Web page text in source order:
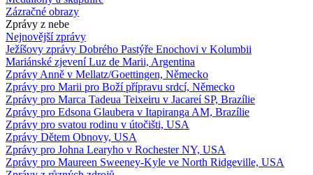
Zázračné obrazy
Zprávy z nebe
Nejnovější zprávy
Ježíšovy zprávy Dobrého Pastýře Enochovi v Kolumbii
Mariánské zjevení Luz de Marii, Argentina
Zprávy Anně v Mellatz/Goettingen, Německo
Zprávy pro Marii pro Boží přípravu srdcí, Německo
Zprávy pro Marca Tadeua Teixeiru v Jacareí SP, Brazílie
Zprávy pro Edsona Glaubera v Itapiranga AM, Brazílie
Zprávy pro svatou rodinu v útočišti, USA
Zprávy Dětem Obnovy, USA
Zprávy pro Johna Learyho v Rochester NY, USA
Zprávy pro Maureen Sweeney-Kyle ve North Ridgeville, USA